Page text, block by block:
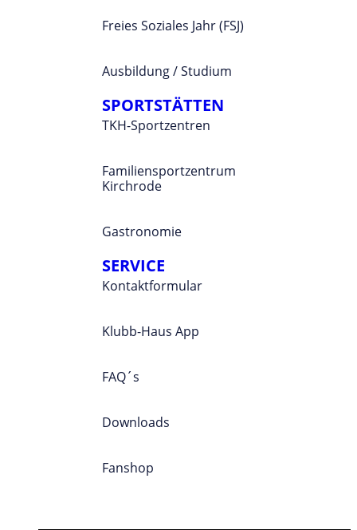
Freies Soziales Jahr (FSJ)
Ausbildung / Studium
SPORTSTÄTTEN
TKH-Sportzentren
Familiensportzentrum
Kirchrode
Gastronomie
SERVICE
Kontaktformular
Klubb-Haus App
FAQ´s
Downloads
Fanshop